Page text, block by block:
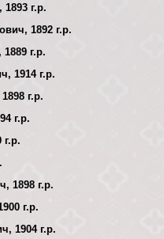
г.р.
1892 г.р.
г.р.
1914 г.р.
г.р.
г.р.
1898 г.р.
г.р.
1904 г.р.